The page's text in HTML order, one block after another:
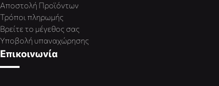
Αποστολή Προϊόντων
Τρόποι πληρωμής
Βρείτε το μέγεθος σας
Υποβολή υπαναχώρησης
Επικοινωνία